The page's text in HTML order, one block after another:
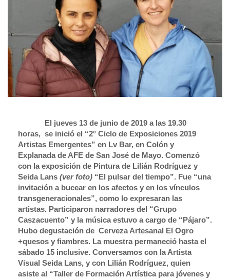
El jueves 13 de junio de 2019 a las 19.30
horas, se inició el “2° Ciclo de Exposiciones 2019
Artistas Emergentes” en Lv Bar, en Colón y
Explanada de AFE de San José de Mayo. Comenzó
con la exposición de Pintura de Lilián Rodríguez y
Seida Lans (ver foto) “El pulsar del tiempo”. Fue “una
invitación a bucear en los afectos y en los vínculos
transgeneracionales”, como lo expresaran las
artistas. Participaron narradores del “Grupo
Caszacuento” y la música estuvo a cargo de “Pájaro”.
Hubo degustación de Cerveza Artesanal El Ogro
+quesos y fiambres. La muestra permaneció hasta el
sábado 15 inclusive. Conversamos con la Artista
Visual Seida Lans, y con Lilián Rodríguez, quien
asiste al “Taller de Formación Artística para jóvenes y